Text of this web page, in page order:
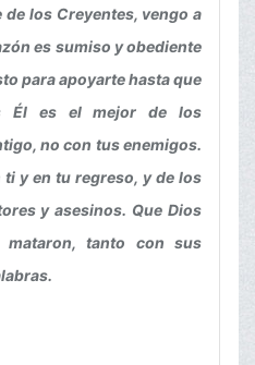
los Creyentes, vengo a
es sumiso y obediente
para apoyarte hasta que
Él es el mejor de los
no con tus enemigos.
ti y en tu regreso, y de los
y asesinos. Que Dios
tanto con sus